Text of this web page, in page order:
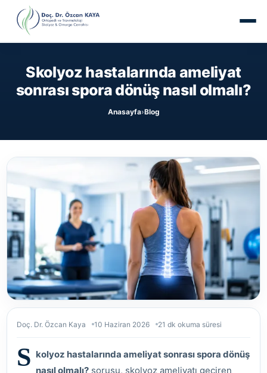
Skolyoz hastalarında ameliyat
sonrası spora dönüş nasıl olmalı?
Anasayfa›Blog
Doç. Dr. Özcan Kaya 10 Haziran 2026 21 dk okuma süresi
S kolyoz hastalarında ameliyat sonrası spora dönüş
nasıl olmalı? sorusu, skolyoz ameliyatı geçiren